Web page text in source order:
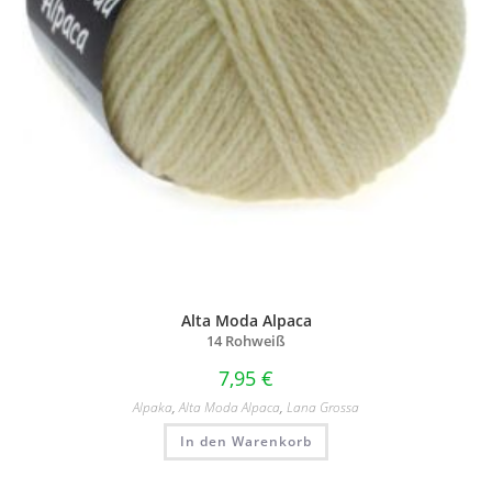
Alta Moda Alpaca
14 Rohweiß
7,95 €
Alpaka,Alta Moda Alpaca, Lana Grossa
In den Warenkorb